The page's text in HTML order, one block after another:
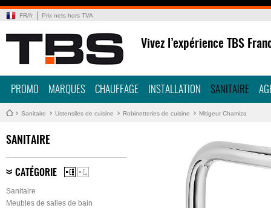
FR/fr Prix nets hors TVA
Vivez l’expérience TBS
PROMO MARQUES CHAUFFAGE INSTALLATION SANITAIRE
Sanitaire Ustensiles de cuisine Robinetteries de cuisine Mitigeur Chamiza
SANITAIRE
CATÉGORIE
Sanitaire
Meubles de salles de bain